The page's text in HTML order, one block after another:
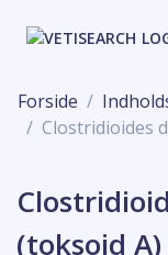
Forside
Clostridioides
(toksoid A)